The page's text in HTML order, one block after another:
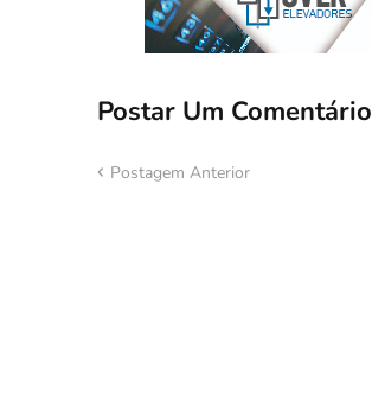
Postar Um Comentário
Postagem Anterior